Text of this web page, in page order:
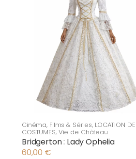
Cinéma, Films & Séries, LOCATION DE
COSTUMES, Vie de Château
Bridgerton : Lady Ophelia
60,00 €